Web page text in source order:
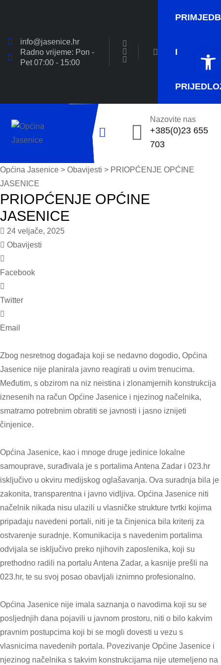
info@jasenice.hr
Radno vrijeme: Pon -
Pet 07:00 - 15:00
I
Nazovite nas
+385(0)23 655
703
Općina Jasenice > Obavijesti > PRIOPĆENJE OPĆINE
JASENICE
PRIOPĆENJE OPĆINE
JASENICE
24 veljače, 2025
Obavijesti
Facebook
Twitter
Email
Zbog nesretnog događaja koji se nedavno dogodio, Općina
Jasenice nije planirala javno reagirati u ovim trenucima.
Međutim, s obzirom na niz neistina i zlonamjernih konstrukcija
iznesenih na račun Općine Jasenice i njezinog načelnika,
smatramo potrebnim obratiti se javnosti i jasno iznijeti
činjenice.
Općina Jasenice, kao i mnoge druge jedinice lokalne
samouprave, surađivala je s portalima Antena Zadar i 023.hr
isključivo u okviru medijskog oglašavanja. Ova suradnja bila je
zakonita, transparentna i javno vidljiva. Općina Jasenice niti
načelnik nikada nisu ulazili u vlasničke strukture tvrtki kojima
pripadaju navedeni portali, niti je ta činjenica bila kriterij za
ostvarenje suradnje. Komunikacija s navedenim portalima
odvijala se isključivo preko njihovih zaposlenika, koji su
prethodno radili na portalu Antena Zadar, a kasnije prešli na
023.hr, te su svoj posao obavljali iznimno profesionalno.
Općina Jasenice nije imala saznanja o navodima koji su se
posljednjih dana pojavili u javnom prostoru, niti o bilo kakvim
pravnim postupcima koji bi se mogli dovesti u vezu s
vlasnicima navedenih portala. Povezivanje Općine Jasenice i
njezinog načelnika s takvim konstrukcijama nije utemeljeno na